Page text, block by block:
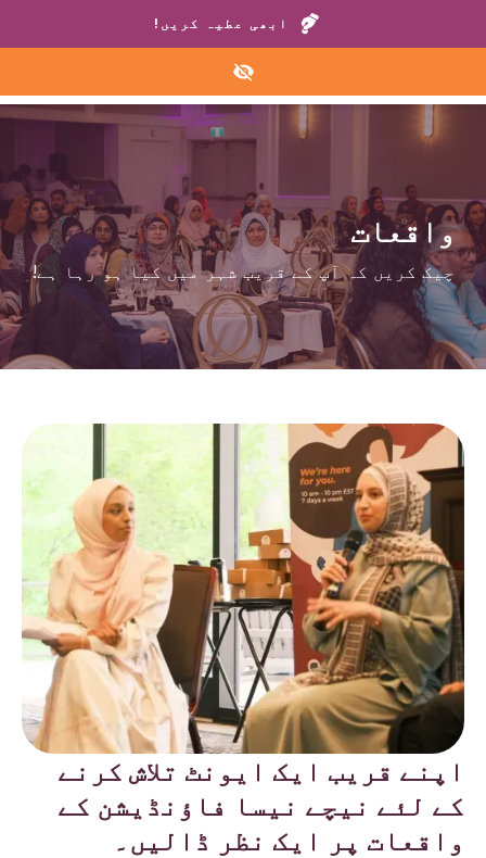
ہمارے گھروں یا ہیلپ لائن پر کال کریں: +1 888 711 6472ابھی عطیہ کریں!
واقعات
چیک کریں کہ آپ کے قریب شہر میں کیا ہو رہا ہے!
اپنے قریب ایک ایونٹ تلاش کرنے
کے لئے نیچے نیسا فاؤنڈیشن کے
واقعات پر ایک نظر ڈالیں۔